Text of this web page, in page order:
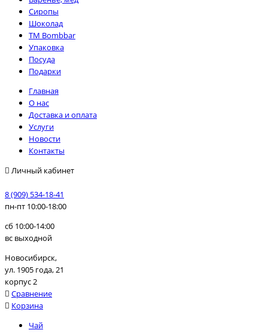
Сиропы
Шоколад
TM Bombbar
Упаковка
Посуда
Подарки
Главная
О нас
Доставка и оплата
Услуги
Новости
Контакты
Личный кабинет
8 (909) 534-18-41
пн-пт 10:00-18:00
сб 10:00-14:00
вс выходной
Новосибирск,
ул. 1905 года, 21
корпус 2
Сравнение
Корзина
Чай